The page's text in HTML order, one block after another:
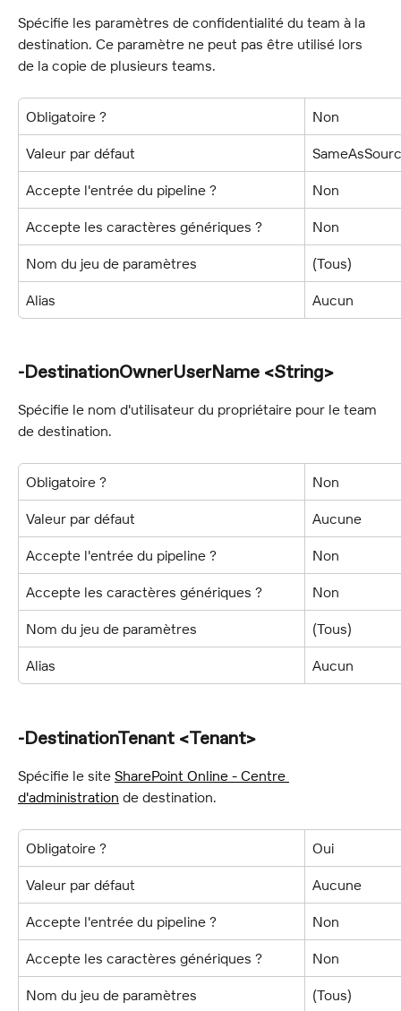
Spécifie les paramètres de confidentialité du team à la
destination. Ce paramètre ne peut pas être utilisé lors
de la copie de plusieurs teams.
Obligatoire ? Non
Valeur par défaut
Accepte l'entrée du pipeline ? Non
Accepte les caractères génériques ? Non
Nom du jeu de paramètres (Tous)
Alias Aucun
-DestinationOwnerUserName <String>
Spécifie le nom d'utilisateur du propriétaire pour le team
de destination.
Obligatoire ? Non
Valeur par défaut Aucune
Accepte l'entrée du pipeline ? Non
Accepte les caractères génériques ? Non
Nom du jeu de paramètres (Tous)
Alias Aucun
-DestinationTenant <Tenant>
Spécifie le site SharePoint Online - Centre
d'administration de destination.
Obligatoire ? Oui
Valeur par défaut Aucune
Accepte l'entrée du pipeline ? Non
Accepte les caractères génériques ? Non
Nom du jeu de paramètres (Tous)